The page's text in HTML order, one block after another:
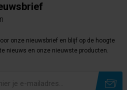
onze nieuwsbrief en blijf op de hoogte
nieuws en onze nieuwste producten.